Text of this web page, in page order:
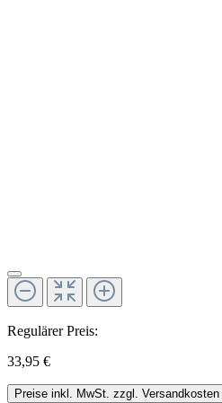
Regulärer Preis:
33,95 €
Preise inkl. MwSt. zzgl. Versandkosten